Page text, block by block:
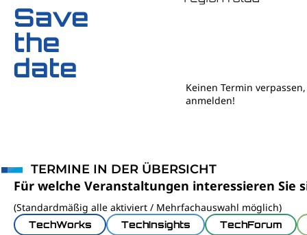
Save
the
date
Keinen Termin
anmelden!
Für welche Veranstaltungen interessieren Sie
(Standardmäßig alle aktiviert / Mehrfachauswahl möglich)
TechWorks TechInsights TechForum
TERMINE IN DER ÜBERSICHT